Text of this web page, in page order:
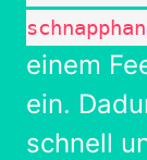
einem
ein.
schnell